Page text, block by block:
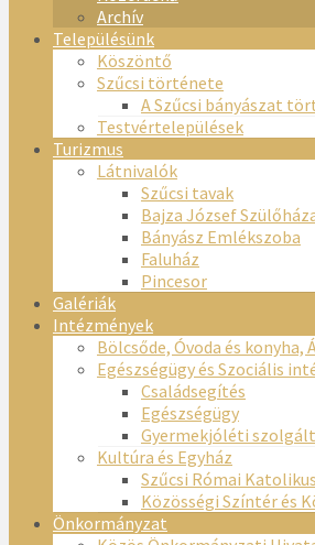
Archív
Településünk
Köszöntő
Szűcsi története
A Szűcsi bányászat
Testvértelepülések
Turizmus
Látnivalók
Szűcsi tavak
Bajza József
Bányász Emlékszoba
Faluház
Pincesor
Galériák
Intézmények
Bölcsőde, Óvoda és
Egészségügy és Szociális
Családsegítés
Egészségügy
Gyermekjóléti
Kultúra és Egyház
Szűcsi Római
Közösségi Színtér és
Önkormányzat